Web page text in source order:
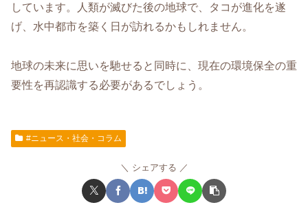
しています。人類が滅びた後の地球で、タコが進化を遂
げ、水中都市を築く日が訪れるかもしれません。
地球の未来に思いを馳せると同時に、現在の環境保全の重
要性を再認識する必要があるでしょう。
#ニュース・社会・コラム
シェアする